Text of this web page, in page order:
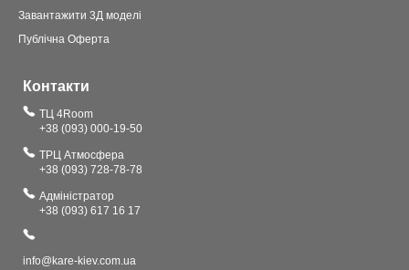
Завантажити 3Д моделі
Публічна Оферта
Контакти
ТЦ 4Room
+38 (093) 000-19-50
ТРЦ Атмосфера
+38 (093) 728-78-78
Адміністратор
+38 (093) 617 16 17
info@kare-kiev.com.ua